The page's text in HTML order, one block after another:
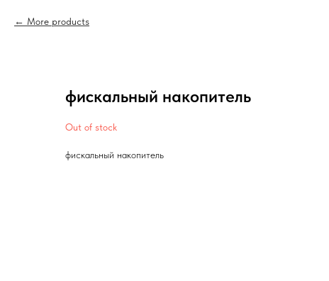
More products
фискальный накопитель
Out of stock
фискальный накопитель